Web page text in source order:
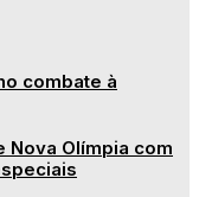
combate à
Nova Olímpia com